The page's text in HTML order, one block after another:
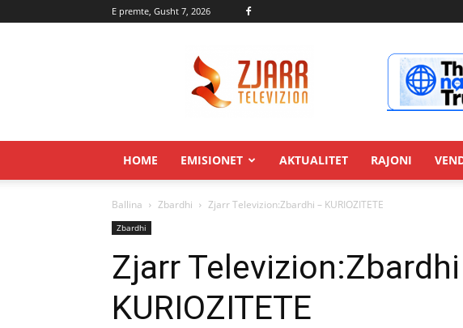
E premte, Gusht 7, 2026
HOME EMISIONET AKTUALITET RAJONI
Ballina Zbardhi Zjarr Televizion:Zbardhi – KURIOZITETE
Zbardhi
Zjarr
KURIOZITETE